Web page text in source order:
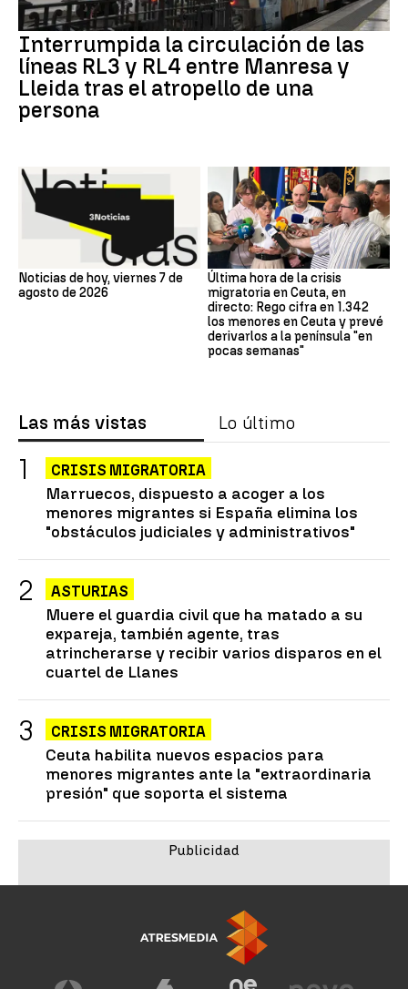
Interrumpida la circulación de las
líneas RL3 y RL4 entre Manresa y
Lleida tras el atropello de una
persona
Noticias de hoy, viernes 7 de
agosto de 2026
Última hora de la crisis
migratoria en Ceuta, en
directo: Rego cifra en 1.342
los menores en Ceuta y prevé
derivarlos a la península "en
pocas semanas"
Las más vistas Lo último
CRISIS MIGRATORIA
Marruecos, dispuesto a acoger a los
menores migrantes si España elimina los
"obstáculos judiciales y administrativos"
ASTURIAS
Muere el guardia civil que ha matado a su
expareja, también agente, tras
atrincherarse y recibir varios disparos en el
cuartel de Llanes
CRISIS MIGRATORIA
Ceuta habilita nuevos espacios para
menores migrantes ante la "extraordinaria
presión" que soporta el sistema